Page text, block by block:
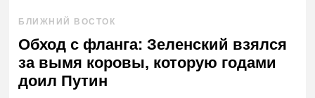
БЛИЖНИЙ ВОСТОК
Обход с фланга: Зеленский взялся
за вымя коровы, которую годами
доил Путин